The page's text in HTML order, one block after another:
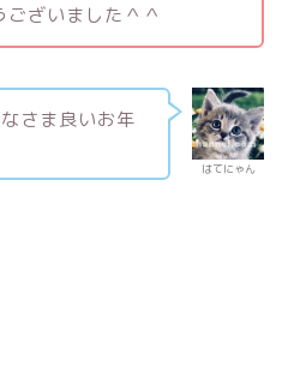
ざいました＾＾
はてにゃん
さま良いお年